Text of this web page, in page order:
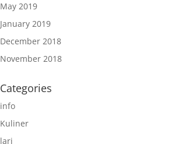
May 2019
January 2019
December 2018
November 2018
Categories
info
Kuliner
lari